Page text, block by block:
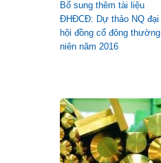
Bổ sung thêm tài liệu
ĐHĐCĐ: Dự thảo NQ đại
hội đồng cổ đông thường
niên năm 2016